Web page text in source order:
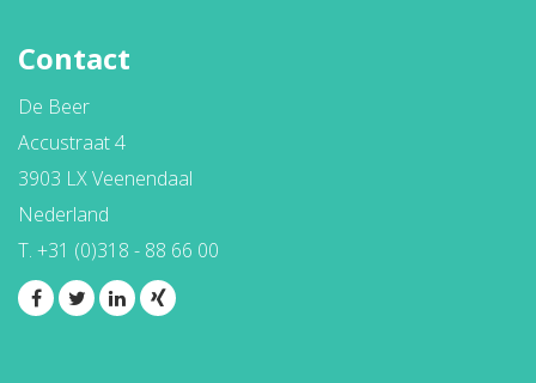
Contact
De Beer
Accustraat 4
3903 LX Veenendaal
Nederland
T. +31 (0)318 - 88 66 00